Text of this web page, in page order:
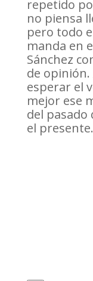
repetido
no piensa
pero todo
manda en
Sánchez
de opinión.
esperar el
mejor ese
del pasado
el presente.